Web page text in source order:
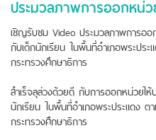
เชิญรับชม Video ประมวลภาพการออ
กับเด็กนักเรียน ในพื้นที่อำเภอพระปร
กระทรวงศึกษาธิการ
สำเร็จลุล่วงด้วยดี กับการออกหน่วยใ
นักเรียน ในพื้นที่อำเภอพระประแดง ต
กระทรวงศึกษาธิการ